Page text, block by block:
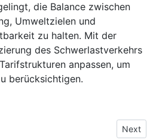
die Balance zwischen
Umweltzielen und
zu halten. Mit der
des Schwerlastverkehrs
anpassen, um
berücksichtigen.
Lager Next
Next